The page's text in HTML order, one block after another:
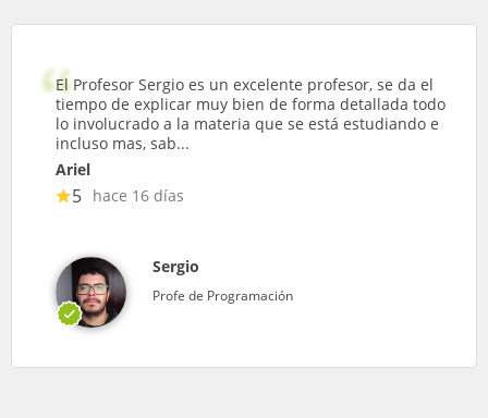
El Profesor Sergio es un excelente profesor, se da el
tiempo de explicar muy bien de forma detallada todo
lo involucrado a la materia que se está estudiando e
incluso mas, sab...
Ariel
5 hace 16 días
Sergio
Profe de Programación